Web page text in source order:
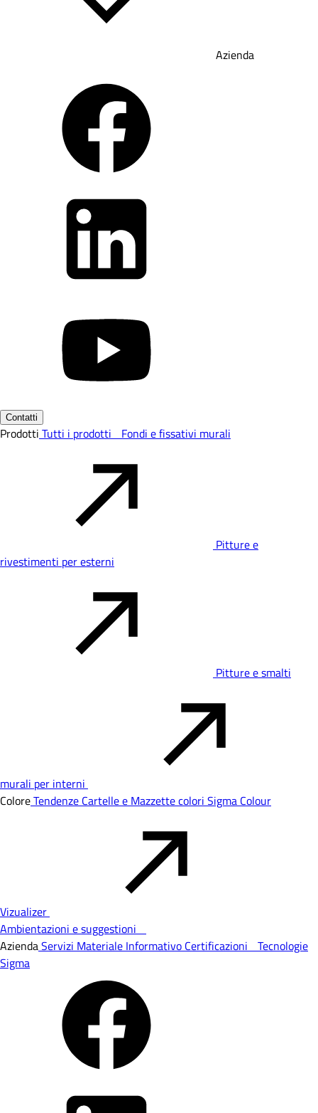
Azienda
Contatti
Prodotti Tutti i prodotti Fondi e fissativi murali
Pitture e
rivestimenti per esterni
Pitture e smalti
murali per interni
ColoreTendenze Cartelle e Mazzette colori Sigma Colour
Vizualizer
Ambientazioni e suggestioni
AziendaServizi Materiale Informativo Certificazioni Tecnologie
Sigma